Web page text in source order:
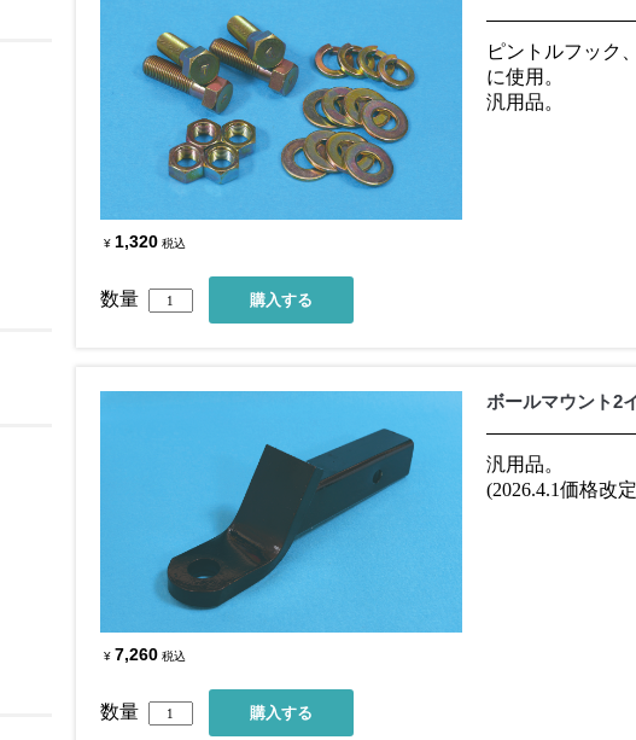
ピントルフック
に使用。
汎用品。
¥ 1,320 税込
数量
ボールマウント2
汎用品。
(2026.4.1価格改
¥ 7,260 税込
数量